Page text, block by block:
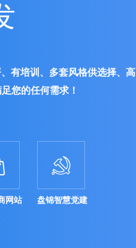
有培训、多套风格供选择、高
您的任何需求！
网站

盘锦智慧党建